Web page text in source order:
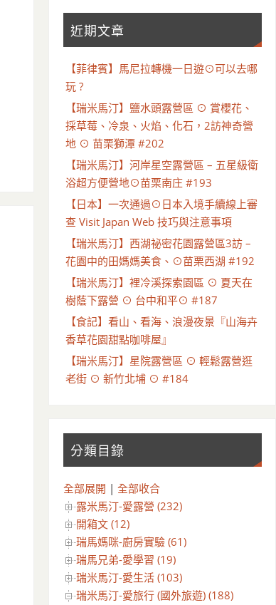
近期文章
【菲律賓】馬尼拉轉機一日遊⊙可以去哪
玩 ?
【瑞米馬汀】鹽水頭露營區 ⊙ 賞櫻花、
採草莓、冷泉、火焰、化石，2訪神奇營
地 ⊙ 苗栗獅潭 #202
【瑞米馬汀】河岸星空露營區 – 五星級衛
浴超方便營地⊙苗栗南庄 #193
【日本】一次通過⊙日本入境手續線上審
查 Visit Japan Web 技巧與注意事項
【瑞米馬汀】西湖祕密花園露營區3訪 –
花園中的田媽媽美食、⊙苗栗西湖 #192
【瑞米馬汀】裡冷溪探索園區 ⊙ 夏天在
樹蔭下露營 ⊙ 台中和平⊙ #187
【食記】看山、看海、浪漫夜景『山海卉
香草花園甜點咖啡屋』
【瑞米馬汀】星院露營區 ⊙ 輕鬆露營逛
老街 ⊙ 新竹北埔 ⊙ #184
分類目錄
全部展開 | 全部收合
露米馬汀-愛露營 (232)
開箱文 (12)
瑞馬媽咪-廚房實驗 (61)
瑞馬兄弟-愛學習 (19)
瑞米馬汀-愛生活 (103)
瑞米馬汀-愛旅行 (國外旅遊) (188)